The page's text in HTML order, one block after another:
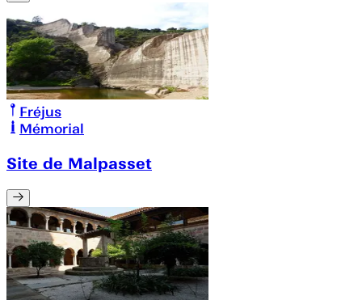
Fréjus
Mémorial
Site de Malpasset